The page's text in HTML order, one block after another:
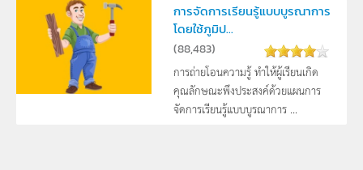
การจัดการเรียนรู้แบบบูรณาการ
โดยใช้ภูมิป...
(88,483)
การถ่ายโอนความรู้ ทำให้ผู้เรียนเกิด
คุณลักษณะพึงประสงค์ด้วยแผนการ
จัดการเรียนรู้แบบบูรณาการ ...